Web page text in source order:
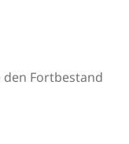
Fortbestand